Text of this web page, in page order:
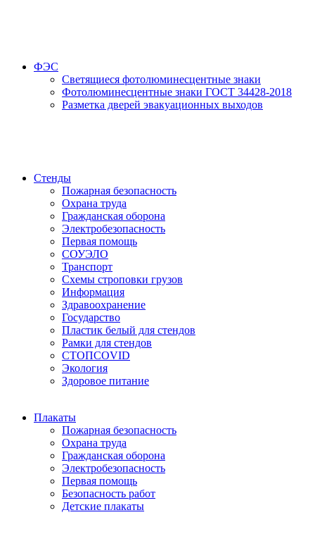
ФЭС
Светящиеся фотолюминесцентные знаки
Фотолюминесцентные знаки ГОСТ 34428-2018
Разметка дверей эвакуационных выходов
Стенды
Пожарная безопасность
Охрана труда
Гражданская оборона
Электробезопасность
Первая помощь
СОУЭЛО
Транспорт
Схемы строповки грузов
Информация
Здравоохранение
Государство
Пластик белый для стендов
Рамки для стендов
СТОПCOVID
Экология
Здоровое питание
Плакаты
Пожарная безопасность
Охрана труда
Гражданская оборона
Электробезопасность
Первая помощь
Безопасность работ
Детские плакаты